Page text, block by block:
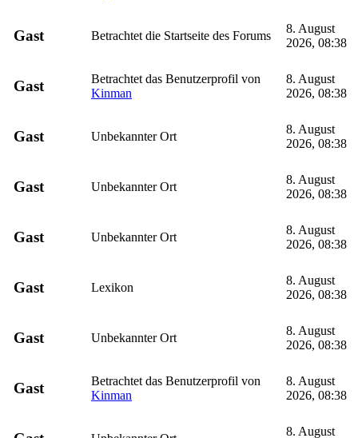
Gast Betrachtet die Startseite des Forums
8. August
2026, 08:38
Gast
Betrachtet das Benutzerprofil von
Kinman
8. August
2026, 08:38
Gast Unbekannter Ort
8. August
2026, 08:38
Gast Unbekannter Ort
8. August
2026, 08:38
Gast Unbekannter Ort
8. August
2026, 08:38
Gast Lexikon
8. August
2026, 08:38
Gast Unbekannter Ort
8. August
2026, 08:38
Gast
Betrachtet das Benutzerprofil von
Kinman
8. August
2026, 08:38
8. August